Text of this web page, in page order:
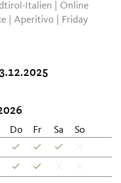
Italien | Online
| Aperitivo | Friday
Do Fr Sa
So